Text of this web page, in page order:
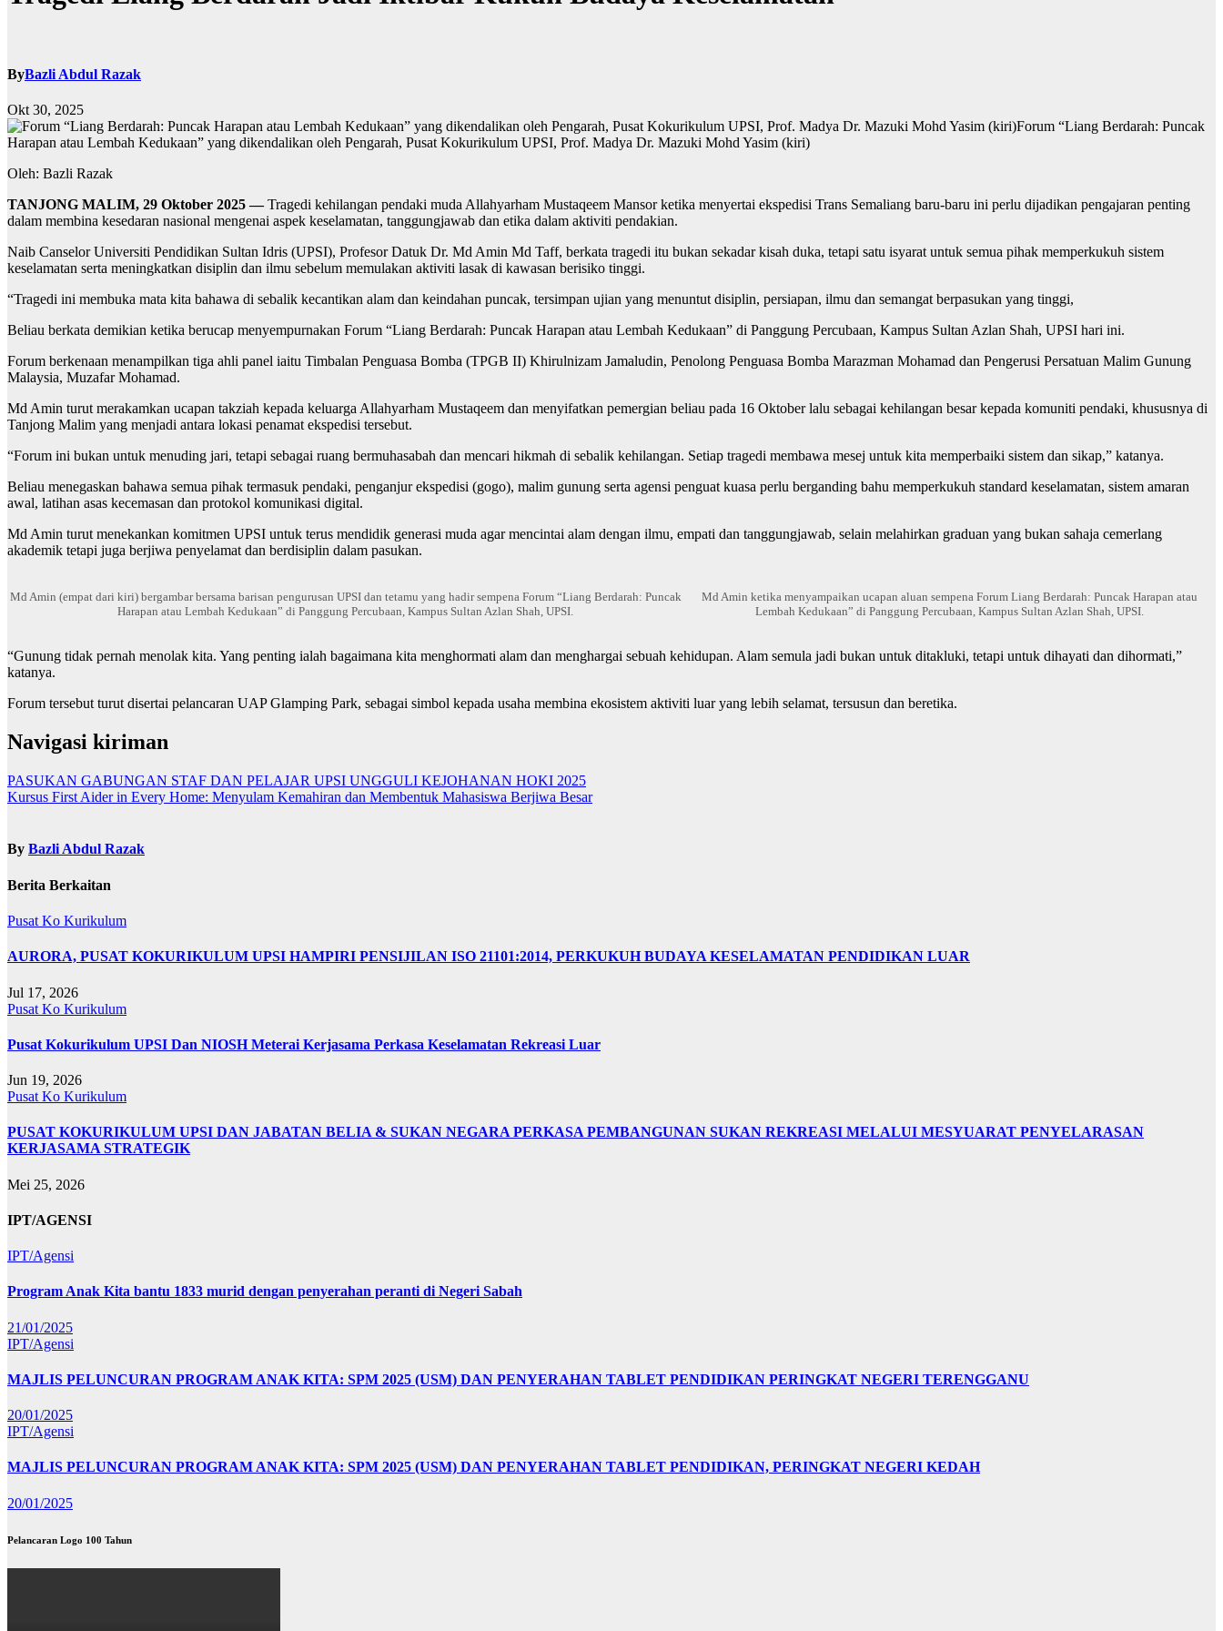
ByBazli Abdul Razak
Okt 30, 2025
Forum “Liang Berdarah: Puncak
Harapan atau Lembah Kedukaan” yang dikendalikan oleh Pengarah, Pusat Kokurikulum UPSI, Prof. Madya Dr. Mazuki Mohd Yasim (kiri)
Oleh: Bazli Razak
TANJONG MALIM, 29 Oktober 2025 —Tragedi kehilangan pendaki muda Allahyarham Mustaqeem Mansor ketika menyertai ekspedisi Trans Semaliang baru-baru ini perlu dijadikan pengajaran penting
dalam membina kesedaran nasional mengenai aspek keselamatan, tanggungjawab dan etika dalam aktiviti pendakian.
Naib Canselor Universiti Pendidikan Sultan Idris (UPSI), Profesor Datuk Dr. Md Amin Md Taff, berkata tragedi itu bukan sekadar kisah duka, tetapi satu isyarat untuk semua pihak memperkukuh sistem
keselamatan serta meningkatkan disiplin dan ilmu sebelum memulakan aktiviti lasak di kawasan berisiko tinggi.
“Tragedi ini membuka mata kita bahawa di sebalik kecantikan alam dan keindahan puncak, tersimpan ujian yang menuntut disiplin, persiapan, ilmu dan semangat berpasukan yang tinggi,
Beliau berkata demikian ketika berucap menyempurnakan Forum “Liang Berdarah: Puncak Harapan atau Lembah Kedukaan” di Panggung Percubaan, Kampus Sultan Azlan Shah, UPSI hari ini.
Forum berkenaan menampilkan tiga ahli panel iaitu Timbalan Penguasa Bomba (TPGB II) Khirulnizam Jamaludin, Penolong Penguasa Bomba Marazman Mohamad dan Pengerusi Persatuan Malim Gunung
Malaysia, Muzafar Mohamad.
Md Amin turut merakamkan ucapan takziah kepada keluarga Allahyarham Mustaqeem dan menyifatkan pemergian beliau pada 16 Oktober lalu sebagai kehilangan besar kepada komuniti pendaki, khususnya di
Tanjong Malim yang menjadi antara lokasi penamat ekspedisi tersebut.
“Forum ini bukan untuk menuding jari, tetapi sebagai ruang bermuhasabah dan mencari hikmah di sebalik kehilangan. Setiap tragedi membawa mesej untuk kita memperbaiki sistem dan sikap,” katanya.
Beliau menegaskan bahawa semua pihak termasuk pendaki, penganjur ekspedisi (gogo), malim gunung serta agensi penguat kuasa perlu berganding bahu memperkukuh standard keselamatan, sistem amaran
awal, latihan asas kecemasan dan protokol komunikasi digital.
Md Amin turut menekankan komitmen UPSI untuk terus mendidik generasi muda agar mencintai alam dengan ilmu, empati dan tanggungjawab, selain melahirkan graduan yang bukan sahaja cemerlang
akademik tetapi juga berjiwa penyelamat dan berdisiplin dalam pasukan.
Md Amin (empat dari kiri) bergambar bersama barisan pengurusan UPSI dan tetamu yang hadir sempena Forum “Liang Berdarah: Puncak
Harapan atau Lembah Kedukaan” di Panggung Percubaan, Kampus Sultan Azlan Shah, UPSI.
Md Amin ketika menyampaikan ucapan aluan sempena Forum Liang Berdarah: Puncak Harapan atau
Lembah Kedukaan” di Panggung Percubaan, Kampus Sultan Azlan Shah, UPSI.
“Gunung tidak pernah menolak kita. Yang penting ialah bagaimana kita menghormati alam dan menghargai sebuah kehidupan. Alam semula jadi bukan untuk ditakluki, tetapi untuk dihayati dan dihormati,”
katanya.
Forum tersebut turut disertai pelancaran UAP Glamping Park, sebagai simbol kepada usaha membina ekosistem aktiviti luar yang lebih selamat, tersusun dan beretika.
Navigasi kiriman
PASUKAN GABUNGAN STAF DAN PELAJAR UPSI UNGGULI KEJOHANAN HOKI 2025
Kursus First Aider in Every Home: Menyulam Kemahiran dan Membentuk Mahasiswa Berjiwa Besar
By Bazli Abdul Razak
Berita Berkaitan
Pusat Ko Kurikulum
AURORA, PUSAT KOKURIKULUM UPSI HAMPIRI PENSIJILAN ISO 21101:2014, PERKUKUH BUDAYA KESELAMATAN PENDIDIKAN LUAR
Jul 17, 2026
Pusat Ko Kurikulum
Pusat Kokurikulum UPSI Dan NIOSH Meterai Kerjasama Perkasa Keselamatan Rekreasi Luar
Jun 19, 2026
Pusat Ko Kurikulum
PUSAT KOKURIKULUM UPSI DAN JABATAN BELIA & SUKAN NEGARA PERKASA PEMBANGUNAN SUKAN REKREASI MELALUI MESYUARAT PENYELARASAN
KERJASAMA STRATEGIK
Mei 25, 2026
IPT/AGENSI
IPT/Agensi
Program Anak Kita bantu 1833 murid dengan penyerahan peranti di Negeri Sabah
21/01/2025
IPT/Agensi
MAJLIS PELUNCURAN PROGRAM ANAK KITA: SPM 2025 (USM) DAN PENYERAHAN TABLET PENDIDIKAN PERINGKAT NEGERI TERENGGANU
20/01/2025
IPT/Agensi
MAJLIS PELUNCURAN PROGRAM ANAK KITA: SPM 2025 (USM) DAN PENYERAHAN TABLET PENDIDIKAN, PERINGKAT NEGERI KEDAH
20/01/2025
Pelancaran Logo 100 Tahun